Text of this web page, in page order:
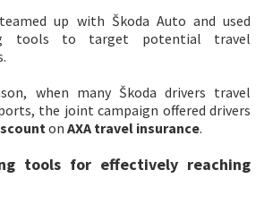
up with Škoda Auto and used
tools to target potential travel
when many Škoda drivers travel
the joint campaign offered drivers
on AXA travel insurance.
tools for effectively reaching